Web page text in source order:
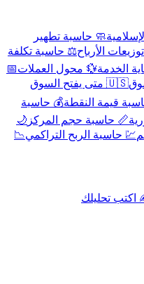
🧼 حاسبة تطهير
الأرباح⚖️ حاسبة تكلفة
الخدمة💱 محول العملات📅
🇺🇸 متى يفتح السوق
قيمة النقطة💰 حاسبة
📏 حاسبة حجم المركز 🌙
💹 حاسبة الربح التراكمي 📉
تحليلك